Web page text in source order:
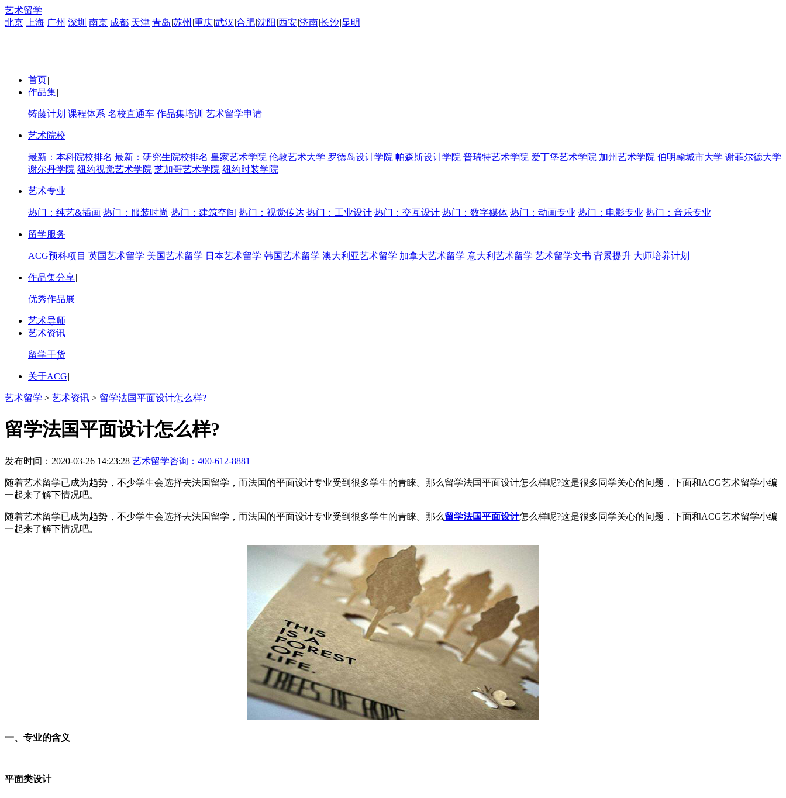
艺术留学
北京| 上海|广州 |深圳 |南京|成都|天津|青岛|苏州 |重庆|武汉 |合肥|沈阳 |西安|济南|长沙|昆明
首页|
作品集|
铸藤计划 课程体系 名校直通车 作品集培训 艺术留学申请
艺术院校|
最新：本科院校排名 最新：研究生院校排名 皇家艺术学院 伦敦艺术大学 罗德岛设计学院 帕森斯设计学院 普瑞特艺术学院 爱丁堡艺术学院 加州艺术学院 伯明翰城市大学 谢菲尔德大学
谢尔丹学院 纽约视觉艺术学院 芝加哥艺术学院 纽约时装学院
艺术专业|
热门：纯艺&插画 热门：服装时尚 热门：建筑空间 热门：视觉传达 热门：工业设计 热门：交互设计 热门：数字媒体 热门：动画专业 热门：电影专业 热门：音乐专业
留学服务|
ACG预科项目 英国艺术留学 美国艺术留学 日本艺术留学 韩国艺术留学 澳大利亚艺术留学 加拿大艺术留学 意大利艺术留学 艺术留学文书 背景提升 大师培养计划
作品集分享|
优秀作品展
艺术导师|
艺术资讯|
留学干货
关于ACG|
艺术留学 > 艺术资讯 > 留学法国平面设计怎么样?
留学法国平面设计怎么样?
发布时间：2020-03-26 14:23:28 艺术留学咨询： 400-612-8881
随着艺术留学已成为趋势，不少学生会选择去法国留学，而法国的平面设计专业受到很多学生的青睐。那么留学法国平面设计怎么样呢?这是很多同学关心的问题，下面和ACG艺术留学小编
一起来了解下情况吧。
随着艺术留学已成为趋势，不少学生会选择去法国留学，而法国的平面设计专业受到很多学生的青睐。那么留学法国平面设计怎么样呢?这是很多同学关心的问题，下面和ACG艺术留学小编
一起来了解下情况吧。
一、专业的含义
平面类设计